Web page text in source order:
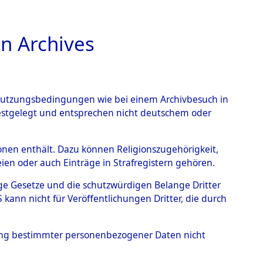
0003 (84626407)
Archives
wie bei einem Archivbesuch in
und entsprechen nicht deutschem oder
enthält. Dazu können Religionszugehörigkeit,
oder auch Einträge in Strafregistern gehören.
Gesetze und die schutzwürdigen Belange Dritter
kann nicht für Veröffentlichungen Dritter, die durch
bestimmter personenbezogener Daten nicht